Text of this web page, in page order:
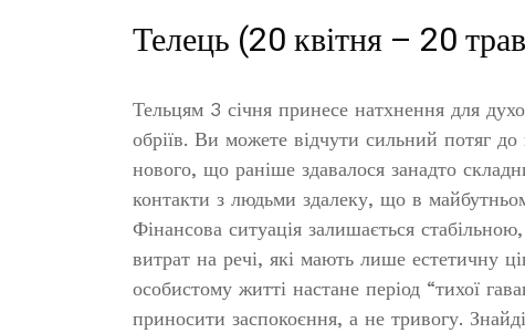
Телець (20 квітня – 20
Тельцям 3 січня принесе натхнення для
обріїв. Ви можете відчути сильний потяг
нового, що раніше здавалося занадто
контакти з людьми здалеку, що в
Фінансова ситуація залишається
витрат на речі, які мають лише естетичну
особистому житті настане період “тихої
приносити заспокоєння, а не тривогу.